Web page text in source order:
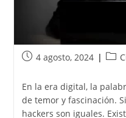
4 agosto, 2024
En la era digital, la
de temor y fascinación.
hackers son iguales.